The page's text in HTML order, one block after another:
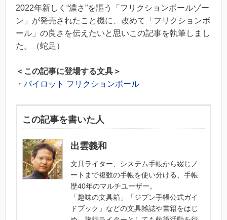
2022年新しく“濃さ”を謳う「フリクションボールゾー
ン」が発売されたこと機に、改めて「フリクションボ
ール」の良さを伝えたいと思いこの記事を執筆しまし
た。（蛇足）
＜この記事に登場する文具＞
・ パイロット フリクションボール
この記事を書いた人
出雲義和
文具ライター、システム手帳から綴じノ
ートまで複数の手帳を使い分ける、手帳
歴40年のマルチユーザー。
「趣味の文具箱」「ジブン手帳公式ガイ
ドブック」などの文具雑誌や書籍をはじ